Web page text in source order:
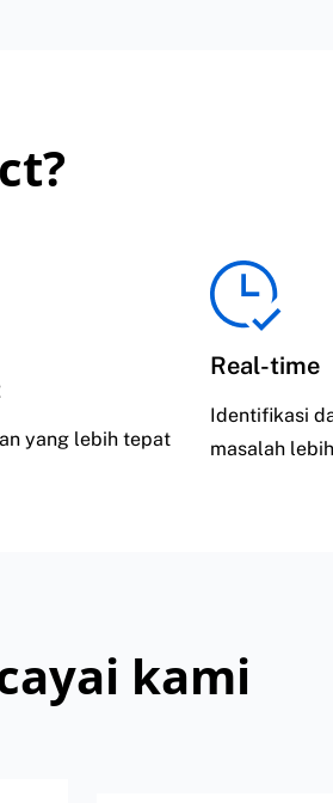
yang lebih tepat
Real-time
Identifikasi
masalah
kami